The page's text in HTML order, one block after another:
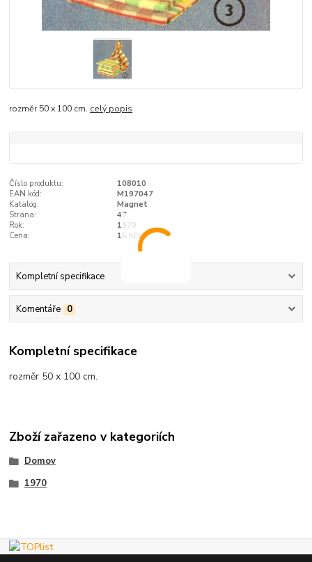
rozměr 50 x 100 cm. celý popis
Číslo produktu:
108010
EAN kód:
M197047
Katalog:
Magnet
Strana:
47
Rok:
1970
Cena:
15 Kčs
Kompletní specifikace
Komentáře 0
Kompletní specifikace
rozměr 50 x 100 cm.
Zboží zařazeno v kategoriích
Domov
1970